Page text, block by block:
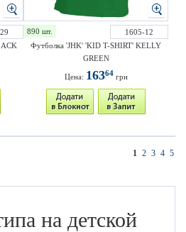
890 шт.
1605-12
Футболка 'JHK' 'KID T-SHIRT' KELLY
GREEN
Цена: 16364грн
1 2 3 4 5
на детской